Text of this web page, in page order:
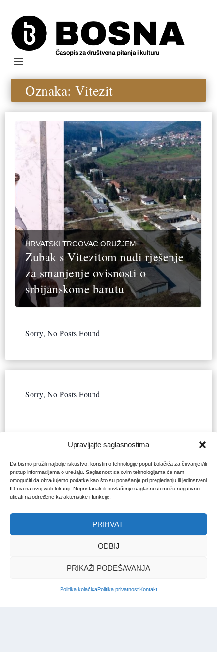
Upravljajte saglasnostima
Da bismo pružili najbolje iskustvo, koristimo tehnologije poput kolačića za čuvanje i/ili
pristup informacijama o uređaju. Saglasnost sa ovim tehnologijama će nam
omogućiti da obrađujemo podatke kao što su ponašanje pri pregledanju ili jedinstveni
ID-ovi na ovoj web lokaciji. Nepristanak ili povlačenje saglasnosti može negativno
uticati na određene karakteristike i funkcije.
PRIHVATI
ODBIJ
PRIKAŽI PODEŠAVANJA
Politika kolačićaPolitika privatnostiKontakt
Oznaka:Vitezit
HRVATSKI TRGOVAC ORUŽJEM
Zubak s Vitezitom nudi rješenje
za smanjenje ovisnosti o
srbijanskome barutu
Sorry, No Posts Found
Sorry, No Posts Found